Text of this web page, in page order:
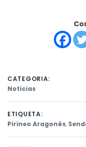
CATEGORIA:
Noticias
ETIQUETA:
Pirineo Aragonés,